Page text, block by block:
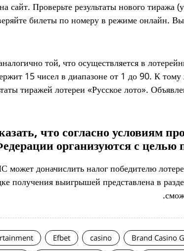
сайт. Проверьте результаты нового
билеты по номеру в режиме онлайн.
той, что осуществляется в
15 чисел в диапазоне от 1 до 90. К
тиражей лотереи «Русское лото».
что согласно условиям
организуются с целью
может доначислить налог победителю
получения выигрышей представлена в
Brand Casino
casino
Efbet